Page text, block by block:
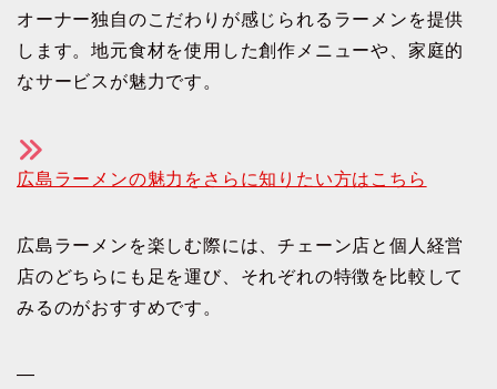
オーナー独自のこだわりが感じられるラーメンを提供
します。地元食材を使用した創作メニューや、家庭的
なサービスが魅力です。
広島ラーメンの魅力をさらに知りたい方はこちら
広島ラーメンを楽しむ際には、チェーン店と個人経営
店のどちらにも足を運び、それぞれの特徴を比較して
みるのがおすすめです。
—